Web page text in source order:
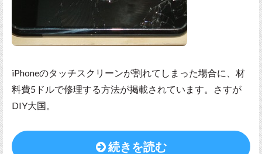
iPhoneのタッチスクリーンが割れてしまった場合に、材
料費5ドルで修理する方法が掲載されています。さすが
DIY大国。
続きを読む